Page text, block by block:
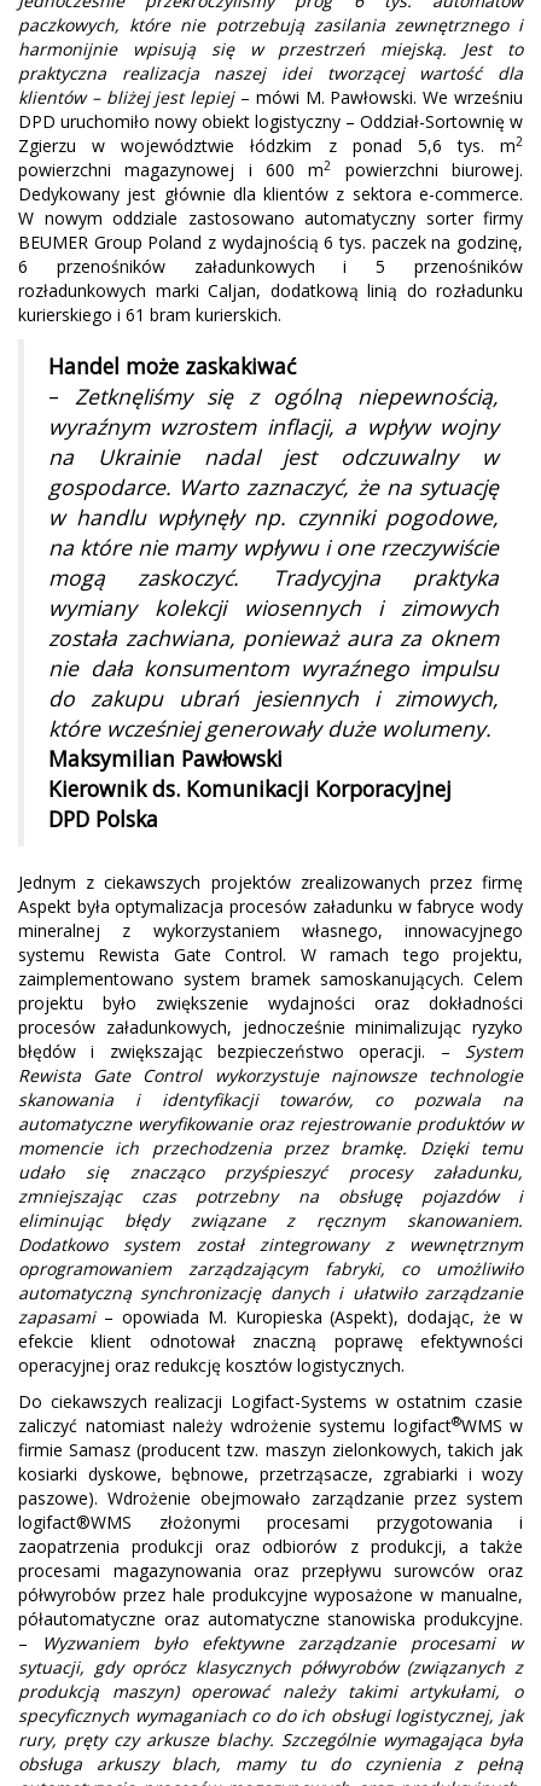
paczkowych, które nie potrzebują zasilania zewnętrznego i
harmonijnie wpisują się w przestrzeń miejską. Jest to
praktyczna realizacja naszej idei tworzącej wartość dla
klientów – bliżej jest lepiej– mówi M. Pawłowski. We wrześniu
DPD uruchomiło nowy obiekt logistyczny – Oddział-Sortownię w
Zgierzu w województwie łódzkim z ponad 5,6 tys. m2
powierzchni magazynowej i 600 m2
powierzchni biurowej.
Dedykowany jest głównie dla klientów z sektora e-commerce.
W nowym oddziale zastosowano automatyczny sorter firmy
BEUMER Group Poland z wydajnością 6 tys. paczek na godzinę,
6 przenośników załadunkowych i 5 przenośników
rozładunkowych marki Caljan, dodatkową linią do rozładunku
kurierskiego i 61 bram kurierskich.
Handel może zaskakiwać
– Zetknęliśmy się z ogólną niepewnością,
wyraźnym wzrostem inflacji, a wpływ wojny
na Ukrainie nadal jest odczuwalny w
gospodarce. Warto zaznaczyć, że na sytuację
w handlu wpłynęły np. czynniki pogodowe,
na które nie mamy wpływu i one rzeczywiście
mogą zaskoczyć. Tradycyjna praktyka
wymiany kolekcji wiosennych i zimowych
została zachwiana, ponieważ aura za oknem
nie dała konsumentom wyraźnego impulsu
do zakupu ubrań jesiennych i zimowych,
które wcześniej generowały duże wolumeny.
Maksymilian Pawłowski
Kierownik ds. Komunikacji Korporacyjnej
DPD Polska
Jednym z ciekawszych projektów zrealizowanych przez firmę
Aspekt była optymalizacja procesów załadunku w fabryce wody
mineralnej z wykorzystaniem własnego, innowacyjnego
systemu Rewista Gate Control. W ramach tego projektu,
zaimplementowano system bramek samoskanujących. Celem
projektu było zwiększenie wydajności oraz dokładności
procesów załadunkowych, jednocześnie minimalizując ryzyko
błędów i zwiększając bezpieczeństwo operacji. – System
Rewista Gate Control wykorzystuje najnowsze technologie
skanowania i identyfikacji towarów, co pozwala na
automatyczne weryfikowanie oraz rejestrowanie produktów w
momencie ich przechodzenia przez bramkę. Dzięki temu
udało się znacząco przyśpieszyć procesy załadunku,
zmniejszając czas potrzebny na obsługę pojazdów i
eliminując błędy związane z ręcznym skanowaniem.
Dodatkowo system został zintegrowany z wewnętrznym
oprogramowaniem zarządzającym fabryki, co umożliwiło
automatyczną synchronizację danych i ułatwiło zarządzanie
zapasami– opowiada M. Kuropieska (Aspekt), dodając, że w
efekcie klient odnotował znaczną poprawę efektywności
operacyjnej oraz redukcję kosztów logistycznych.
Do ciekawszych realizacji Logifact-Systems w ostatnim czasie
zaliczyć natomiast należy wdrożenie systemu logifact®WMS w
firmie Samasz (producent tzw. maszyn zielonkowych, takich jak
kosiarki dyskowe, bębnowe, przetrząsacze, zgrabiarki i wozy
paszowe). Wdrożenie obejmowało zarządzanie przez system
logifact®WMS złożonymi procesami przygotowania i
zaopatrzenia produkcji oraz odbiorów z produkcji, a także
procesami magazynowania oraz przepływu surowców oraz
półwyrobów przez hale produkcyjne wyposażone w manualne,
półautomatyczne oraz automatyczne stanowiska produkcyjne.
– Wyzwaniem było efektywne zarządzanie procesami w
sytuacji, gdy oprócz klasycznych półwyrobów (związanych z
produkcją maszyn) operować należy takimi artykułami, o
specyficznych wymaganiach co do ich obsługi logistycznej, jak
rury, pręty czy arkusze blachy. Szczególnie wymagająca była
obsługa arkuszy blach, mamy tu do czynienia z pełną